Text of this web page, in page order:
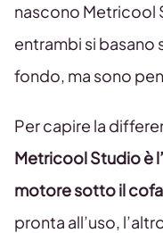
nascono Metricool
entrambi si basano
fondo, ma sono
Per capire la
Metricool Studio è
motore sotto il
pronta all’uso,